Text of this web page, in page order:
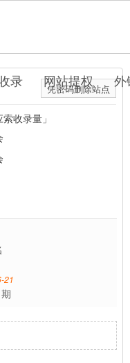
录 网站提权 外
凭密码删除站点
索收录量」
21